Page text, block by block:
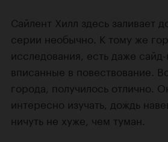
Сайлент Хилл здесь заливает
серии необычно. К тому же
исследования, есть даже
вписанные в повествование.
города, получилось отлично.
интересно изучать, дождь
ничуть не хуже, чем туман.